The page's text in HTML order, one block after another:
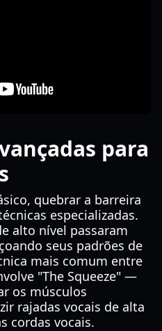
para
quebrar a barreira
especializadas.
alto nível passaram
seus padrões de
mais comum entre
"The Squeeze" —
os músculos
rajadas vocais de alta
cordas vocais.